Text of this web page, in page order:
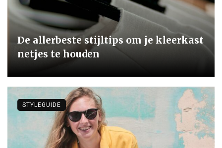
De allerbeste stijltips om je kleerkast
netjes te houden
STYLEGUIDE